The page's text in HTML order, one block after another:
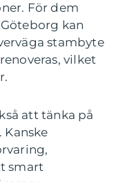
För dem
kan
stambyte
vilket
att tänka på
Kanske
smart